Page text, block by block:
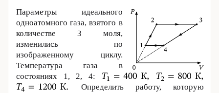
Параметры идеального
одноатомного газа, взятого в
количестве 3 моля,
изменились по
изображенному циклу.
Температура газа в
состояниях 1, 2, 4:
Определить работу, которую